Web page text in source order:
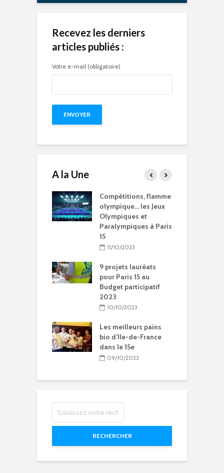
Recevez les derniers
articles publiés :
Votre e-mail (obligatoire)
A la Une
Compétitions, flamme
olympique… les Jeux
Olympiques et
Paralympiques à Paris
15
11/10/2023
9 projets lauréats
pour Paris 15 au
Budget participatif
2023
10/10/2023
Les meilleurs pains
bio d’Ile-de-France
dans le 15e
09/10/2023
RECHERCHER